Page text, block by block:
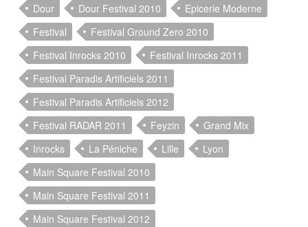
Dour
Dour Festival 2010
Epicerie Moderne
Festival
Festival Ground Zero 2010
Festival Inrocks 2010
Festival Inrocks 2011
Festival Paradis Artificiels 2011
Festival Paradis Artificiels 2012
Festival RADAR 2011
Feyzin
Grand Mix
Inrocks
La Péniche Lille
Lyon
Main Square Festival 2010
Main Square Festival 2011
Main Square Festival 2012